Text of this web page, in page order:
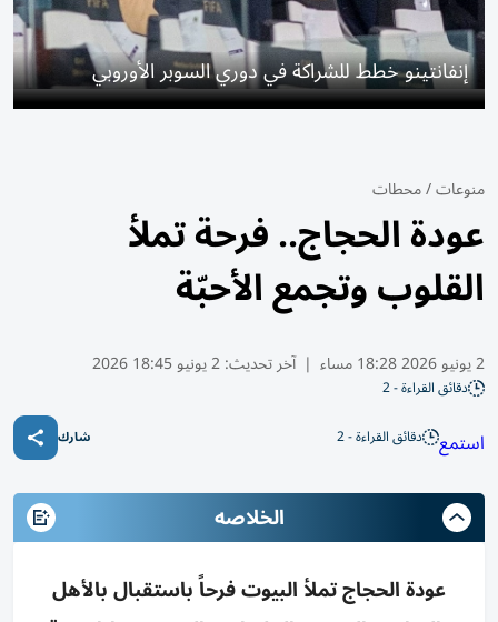
إنفانتينو خطط للشراكة في دوري السوبر الأوروبي
منوعات/محطات
عودة الحجاج.. فرحة تملأ
القلوب وتجمع الأحبّة
2 يونيو 2026 18:28 مساء | آخر تحديث:2 يونيو 18:45 2026
دقائق القراءة - 2
استمع دقائق القراءة - 2 شارك
الخلاصه
عودة الحجاج تملأ البيوت فرحاً باستقبال بالأهل